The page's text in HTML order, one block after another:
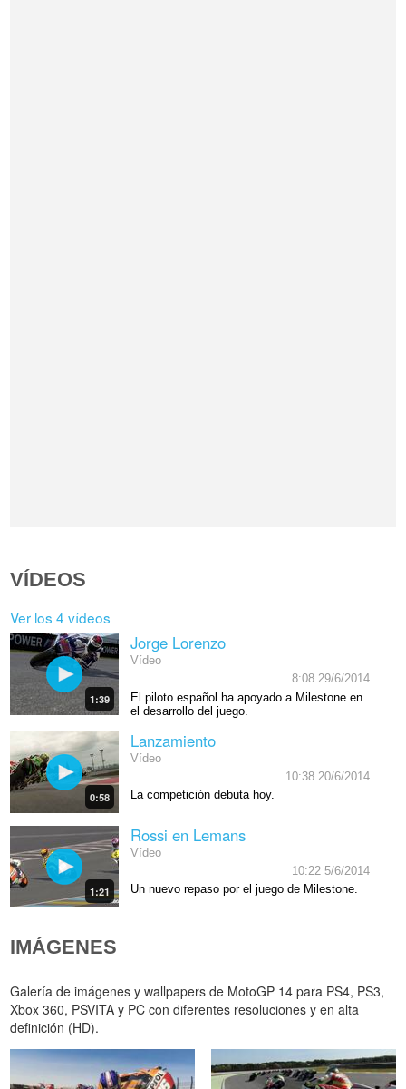
VÍDEOS
Ver los 4 vídeos
1:39
Jorge Lorenzo
Vídeo
8:08 29/6/2014
El piloto español ha apoyado a Milestone en
el desarrollo del juego.
0:58
Lanzamiento
Vídeo
10:38 20/6/2014
La competición debuta hoy.
1:21
Rossi en Lemans
Vídeo
10:22 5/6/2014
Un nuevo repaso por el juego de Milestone.
IMÁGENES
Galería de imágenes y wallpapers de MotoGP 14 para PS4, PS3,
Xbox 360, PSVITA y PC con diferentes resoluciones y en alta
definición (HD).